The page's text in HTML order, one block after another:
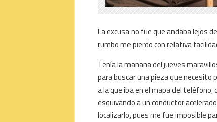
La excusa no fue que andaba lejos
rumbo me pierdo con relativa
Tenía la mañana del jueves
para buscar una pieza que necesito
a la que iba en el mapa del
esquivando a un conductor
localizarlo, pues me fue imposible